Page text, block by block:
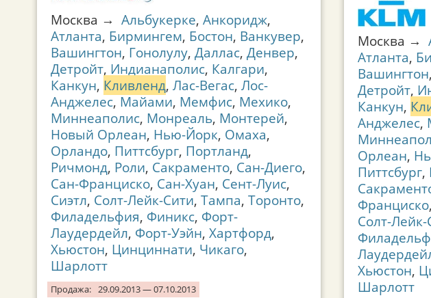
Москва → Альбукерке, Анкоридж,
Атланта, Бирмингем, Бостон, Ванкувер,
Вашингтон, Гонолулу, Даллас, Денвер,
Детройт, Индианаполис, Калгари,
Канкун, Кливленд, Лас-Вегас, Лос-
Анджелес, Майами, Мемфис, Мехико,
Миннеаполис, Монреаль, Монтерей,
Новый Орлеан, Нью-Йорк, Омаха,
Орландо, Питтсбург, Портланд,
Ричмонд, Роли, Сакраменто, Сан-Диего,
Сан-Франциско, Сан-Хуан, Сент-Луис,
Сиэтл, Солт-Лейк-Сити, Тампа, Торонто,
Филадельфия, Финикс, Форт-
Лаудердейл, Форт-Уэйн, Хартфорд,
Хьюстон, Цинциннати, Чикаго,
Шарлотт
Продажа: 29.09.2013 — 07.10.2013
Москва →
Атланта,
Вашингтон,
Детройт,
Канкун,
Анджелес,
Орлеан,
Питтсбург,
Франциско,
Солт-Лейк-
Хьюстон,
Шарлотт